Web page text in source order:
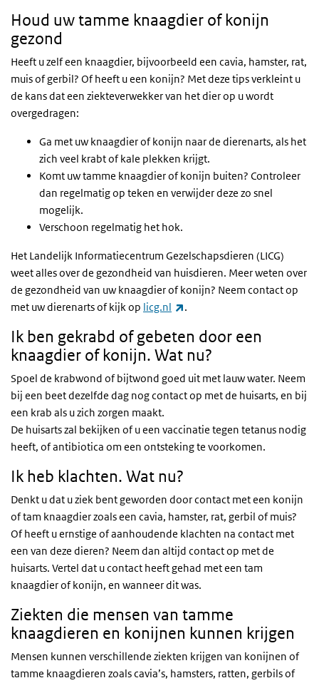
Houd uw tamme knaagdier of konijn
gezond
Heeft u zelf een knaagdier, bijvoorbeeld een cavia, hamster, rat,
muis of gerbil? Of heeft u een konijn? Met deze tips verkleint u
de kans dat een ziekteverwekker van het dier op u wordt
overgedragen:
Ga met uw knaagdier of konijn naar de dierenarts, als het
zich veel krabt of kale plekken krijgt.
Komt uw tamme knaagdier of konijn buiten? Controleer
dan regelmatig op teken en verwijder deze zo snel
mogelijk.
Verschoon regelmatig het hok.
Het Landelijk Informatiecentrum Gezelschapsdieren (LICG)
weet alles over de gezondheid van huisdieren. Meer weten over
de gezondheid van uw knaagdier of konijn? Neem contact op
met uw dierenarts of kijk op licg.nl (externe link)
.
Ik ben gekrabd of gebeten door een
knaagdier of konijn. Wat nu?
Spoel de krabwond of bijtwond goed uit met lauw water. Neem
bij een beet dezelfde dag nog contact op met de huisarts, en bij
een krab als u zich zorgen maakt.
De huisarts zal bekijken of u een vaccinatie tegen tetanus nodig
heeft, of antibiotica om een ontsteking te voorkomen.
Ik heb klachten. Wat nu?
Denkt u dat u ziek bent geworden door contact met een konijn
of tam knaagdier zoals een cavia, hamster, rat, gerbil of muis?
Of heeft u ernstige of aanhoudende klachten na contact met
een van deze dieren? Neem dan altijd contact op met de
huisarts. Vertel dat u contact heeft gehad met een tam
knaagdier of konijn, en wanneer dit was.
Ziekten die mensen van tamme
knaagdieren en konijnen kunnen krijgen
Mensen kunnen verschillende ziekten krijgen van konijnen of
tamme knaagdieren zoals cavia’s, hamsters, ratten, gerbils of